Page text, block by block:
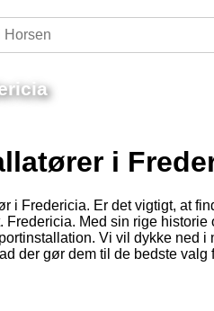
i
i Fredericia. Er det vigtigt, at
Med sin rige
Vi vil dykke ned i
der gør dem til de bedste